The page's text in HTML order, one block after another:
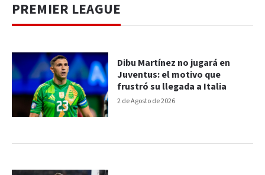
PREMIER LEAGUE
2 de Agosto de 2026
Dibu Martínez no jugará en
Juventus: el motivo que
frustró su llegada a Italia